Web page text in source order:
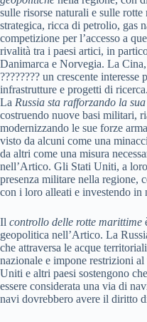
sulle risorse naturali e sulle
strategica, ricca di petrolio, gas
competizione per l’accesso a
rivalità tra i paesi artici, in
Danimarca e Norvegia. La
???????? un crescente
infrastrutture e progetti di ricerca.
La Russia sta rafforzando la
costruendo nuove basi militari,
modernizzando le sue forze
visto da alcuni come una
da altri come una misura
nell’Artico. Gli Stati Uniti, a
presenza militare nella regione,
con i loro alleati e investendo
Il controllo delle rotte marittime
geopolitica nell’Artico. La
che attraversa le acque
nazionale e impone restrizioni
Uniti e altri paesi sostengono
essere considerata una via di
navi dovrebbero avere il diritto